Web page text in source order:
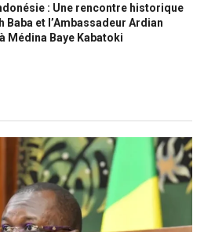
: Une rencontre historique
Baba et l’Ambassadeur Ardian
Médina Baye Kabatoki